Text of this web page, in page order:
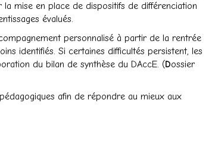
la mise en place de dispositifs de différenciation
évalués.
personnalisé à partir de la rentrée
identifiés. Si certaines difficultés persistent, les
du bilan de synthèse du DAccE. (Dossier
afin de répondre au mieux aux